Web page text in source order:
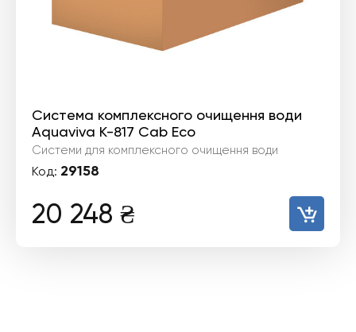
Система комплексного очищення води
Aquaviva K-817 Cab Eco
Системи для комплексного очищення води
Код: 29158
20 248 ₴